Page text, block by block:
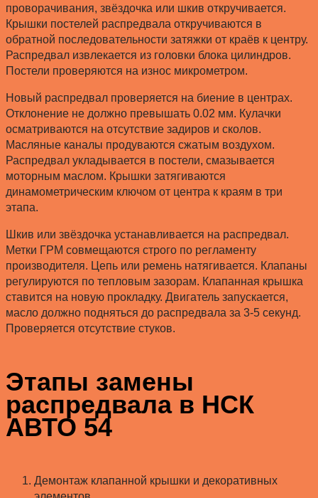
проворачивания, звёздочка или шкив откручивается.
Крышки постелей распредвала откручиваются в
обратной последовательности затяжки от краёв к центру.
Распредвал извлекается из головки блока цилиндров.
Постели проверяются на износ микрометром.
Новый распредвал проверяется на биение в центрах.
Отклонение не должно превышать 0.02 мм. Кулачки
осматриваются на отсутствие задиров и сколов.
Масляные каналы продуваются сжатым воздухом.
Распредвал укладывается в постели, смазывается
моторным маслом. Крышки затягиваются
динамометрическим ключом от центра к краям в три
этапа.
Шкив или звёздочка устанавливается на распредвал.
Метки ГРМ совмещаются строго по регламенту
производителя. Цепь или ремень натягивается. Клапаны
регулируются по тепловым зазорам. Клапанная крышка
ставится на новую прокладку. Двигатель запускается,
масло должно подняться до распредвала за 3-5 секунд.
Проверяется отсутствие стуков.
Этапы замены
распредвала в НСК
АВТО 54
Демонтаж клапанной крышки и декоративных